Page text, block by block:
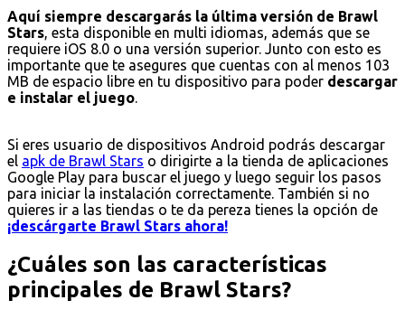
Aquí siempre descargarás la última versión de Brawl
Stars, esta disponible en multi idiomas, además que se
requiere iOS 8.0 o una versión superior. Junto con esto es
importante que te asegures que cuentas con al menos 103
MB de espacio libre en tu dispositivo para poder descargar
e instalar el juego.
Si eres usuario de dispositivos Android podrás descargar
el apk de Brawl Stars o dirigirte a la tienda de aplicaciones
Google Play para buscar el juego y luego seguir los pasos
para iniciar la instalación correctamente. También si no
quieres ir a las tiendas o te da pereza tienes la opción de
¡descárgarte Brawl Stars ahora!
¿Cuáles son las características
principales de Brawl Stars?